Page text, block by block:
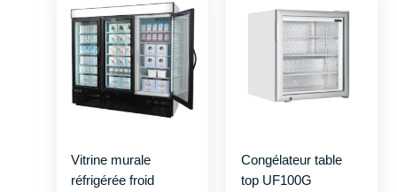
Vitrine murale
réfrigérée froid
Congélateur table
top UF100G